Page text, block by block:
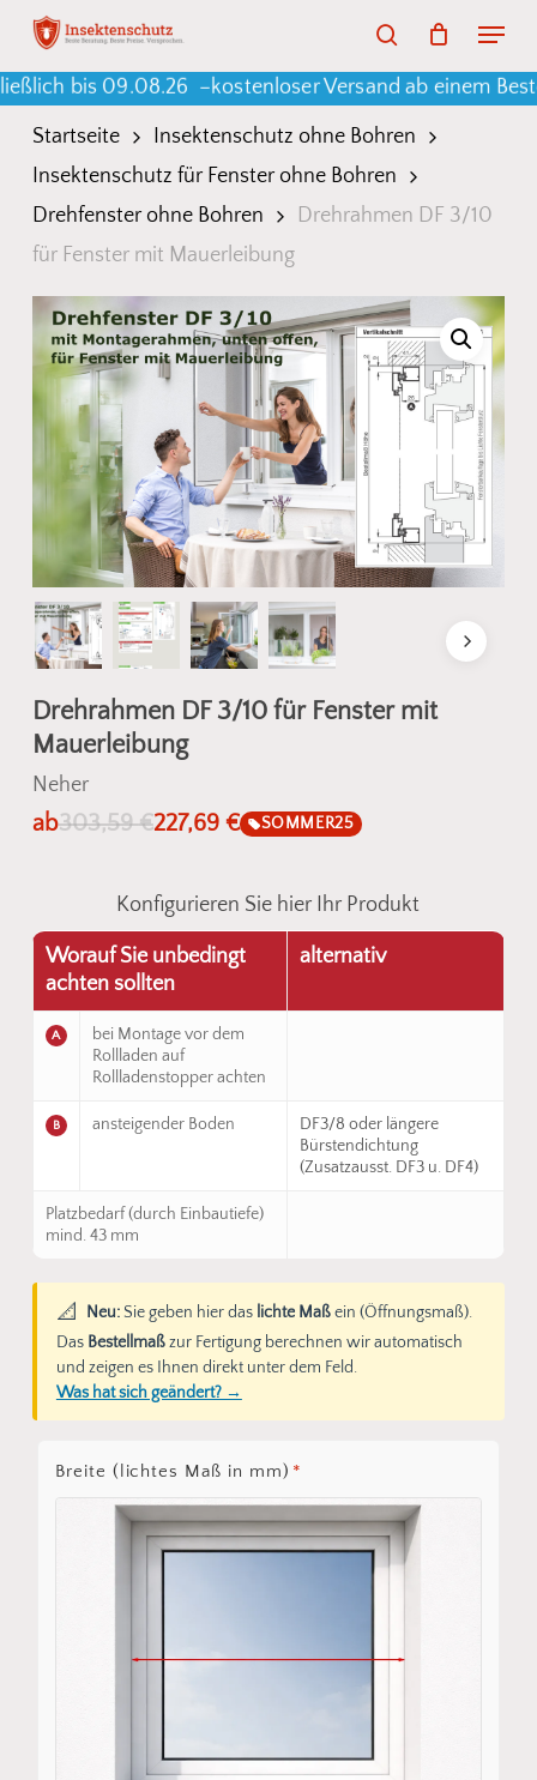
Skip
main
content
Menu
Cart
bis 09.08.26 –kostenloser Versand ab einem
Startseite
Insektenschutz ohne Bohren
Insektenschutz für Fenster ohne Bohren
Drehfenster ohne Bohren
Drehrahmen DF 3/10
für Fenster mit Mauerleibung
Drehrahmen DF 3/10 für Fenster mit
Mauerleibung
Neher
ab303,59€227,69 € SOMMER25
Konfigurieren Sie hier Ihr Produkt
Worauf Sie unbedingt
achten sollten
alternativ
A
bei Montage vor dem
Rollladen auf
Rollladenstopper achten
B ansteigender Boden
DF3/8 oder längere
Bürstendichtung
(Zusatzausst. DF3 u. DF4)
Platzbedarf (durch Einbautiefe)
mind. 43 mm
📐 Neu:Sie geben hier das lichte Maßein (Öffnungsmaß).
Das Bestellmaßzur Fertigung berechnen wir automatisch
und zeigen es Ihnen direkt unter dem Feld.
Was hat sich geändert? →
Breite (lichtes Maß in mm) *